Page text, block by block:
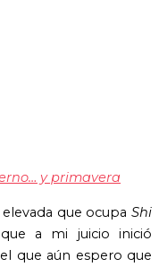
y primavera
que ocupa Shi
a mi juicio inició
que aún espero que